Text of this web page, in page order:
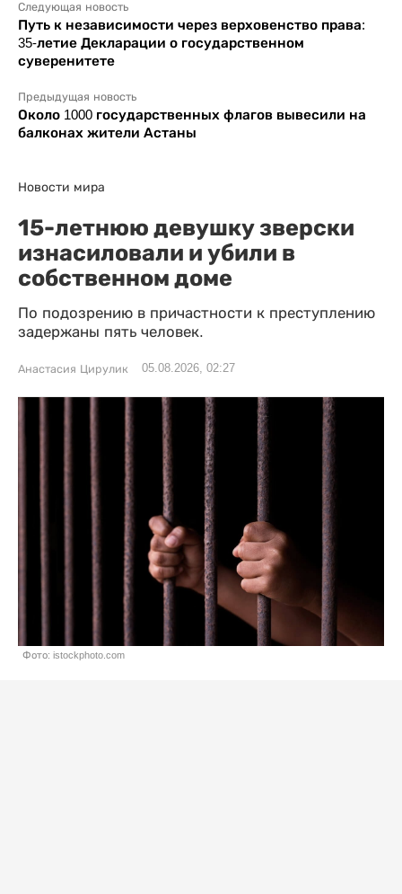
Следующая новость
Путь к независимости через верховенство права:
35-летие Декларации о государственном
суверенитете
Предыдущая новость
Около 1000 государственных флагов вывесили на
балконах жители Астаны
Новости мира
15-летнюю девушку зверски
изнасиловали и убили в
собственном доме
По подозрению в причастности к преступлению
задержаны пять человек.
Анастасия Цирулик 05.08.2026, 02:27
Фото: istockphoto.com